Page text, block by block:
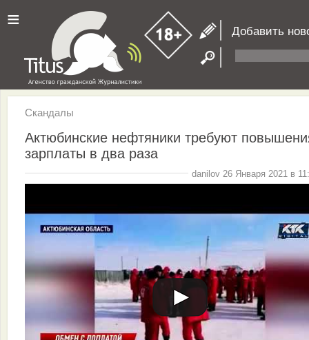
≡ Добавить
Скандалы
Актюбинские нефтяники требуют
зарплаты в два раза
danilov 26 Января 2021 в